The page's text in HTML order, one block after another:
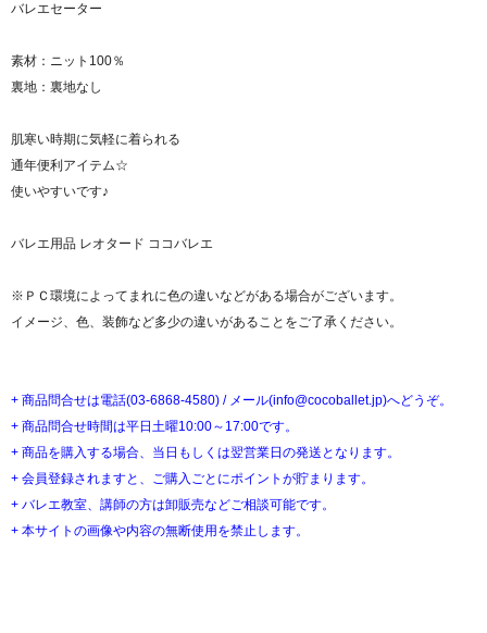
バレエセーター
素材：ニット100％
裏地：裏地なし
肌寒い時期に気軽に着られる
通年便利アイテム☆
使いやすいです♪
バレエ用品 レオタード ココバレエ
※ＰＣ環境によってまれに色の違いなどがある場合がございます。
イメージ、色、装飾など多少の違いがあることをご了承ください。
+ 商品問合せは電話(03-6868-4580) / メール(info@cocoballet.jp)へどうぞ。
+ 商品問合せ時間は平日土曜10:00～17:00です。
+ 商品を購入する場合、当日もしくは翌営業日の発送となります。
+ 会員登録されますと、ご購入ごとにポイントが貯まります。
+ バレエ教室、講師の方は卸販売などご相談可能です。
+ 本サイトの画像や内容の無断使用を禁止します。